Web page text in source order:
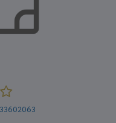
33602063